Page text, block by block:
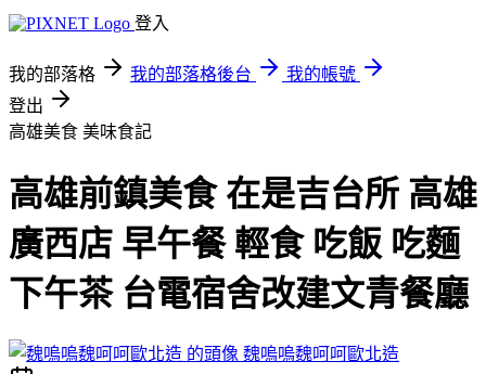
登入
我的部落格 我的部落格後台
我的帳號
登出
高雄美食 美味食記
高雄前鎮美食 在是吉台所 高雄
廣西店 早午餐 輕食 吃飯 吃麵
下午茶 台電宿舍改建文青餐廳
魏嗚嗚魏呵呵歐北造